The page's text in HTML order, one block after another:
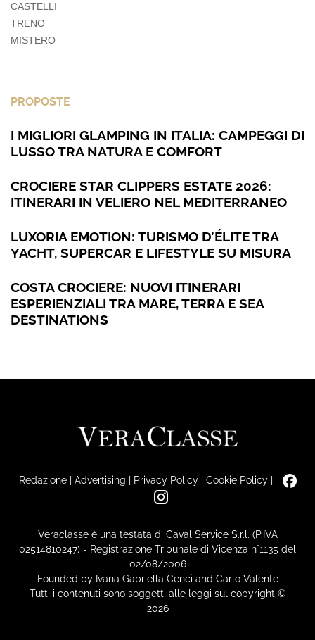
CASTELLI
TRENO
MISTERO
PROPOSTE
I MIGLIORI GLAMPING IN ITALIA: CAMPEGGI DI
LUSSO TRA NATURA E COMFORT
CROCIERE STAR CLIPPERS ESTATE 2026:
ITINERARI IN VELIERO NEL MEDITERRANEO
LUXORIA EMOTION: TURISMO D’ÉLITE TRA
YACHT, SUPERCAR E LIFESTYLE SU MISURA
COSTA CROCIERE: NUOVI ITINERARI
ESPERIENZIALI TRA MARE, TERRA E SEA
DESTINATIONS
Redazione| Advertising | Privacy Policy| Cookie Policy|
Veraclasse è una testata di Caval Service S.r.l. (P.IVA
02514810247) - Registrazione Tribunale di Vicenza n°1135 del
02/08/2006
Founded by Ivana Gabriella Cenci and Carlo Valente
Tutti i contenuti sono soggetti alle leggi sul copyright ©
2026